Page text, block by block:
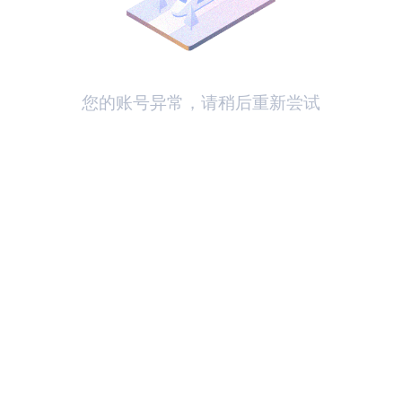
您的账号异常，请稍后重新尝试